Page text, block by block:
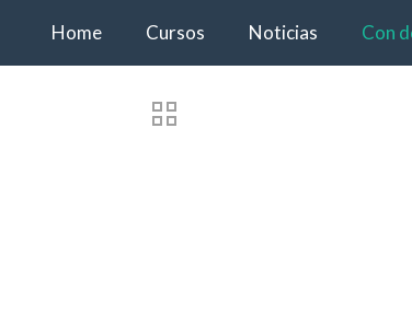
Home Cursos Noticias Con